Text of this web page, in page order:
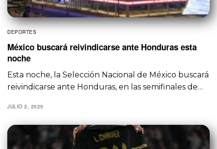
DEPORTES
México buscará reivindicarse ante Honduras esta
noche
Esta noche, la Selección Nacional de México buscará
reivindicarse ante Honduras, en las semifinales de…
JULIO 2, 2025